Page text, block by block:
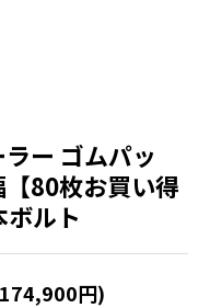
ー ゴムパッ
80枚お買い得
ルト
円)